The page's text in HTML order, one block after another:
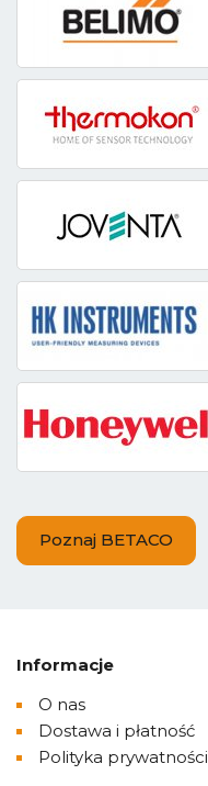
Poznaj BETACO
Informacje
O nas
Dostawa i płatność
Polityka prywatności